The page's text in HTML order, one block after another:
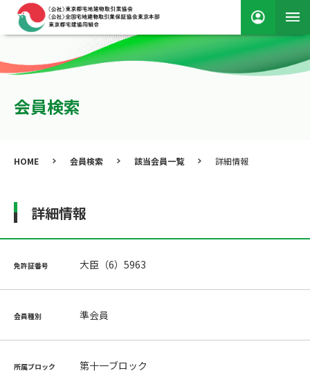
会員検索
HOME 会員検索 該当会員一覧 詳細情報
詳細情報
免許証番号 大臣（6）5963
会員種別 準会員
所属ブロック 第十一ブロック